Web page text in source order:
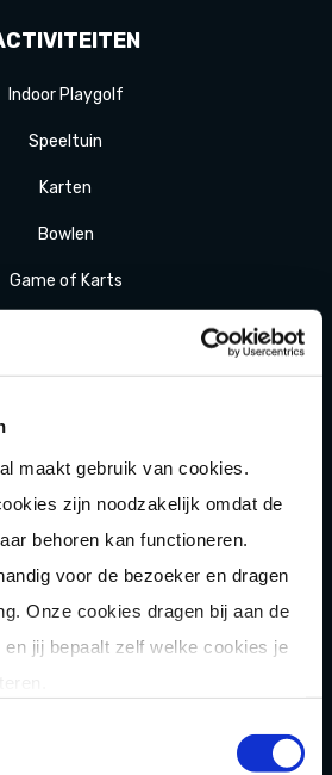
maakt gebruik van cookies.
zijn noodzakelijk omdat de
behoren kan functioneren.
voor de bezoeker en dragen
Onze cookies dragen bij aan de
jij bepaalt zelf welke cookies je
Indoor Playgolf
Speeltuin
Karten
Bowlen
Game of Karts
Lasergamen
Pixel Play
E-chopper
SkiMuziekbingo
Combideals
Arrangementen